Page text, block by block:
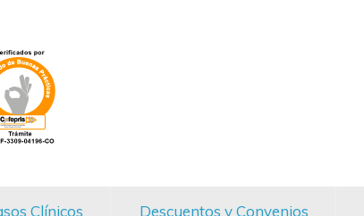
Clínicos Descuentos y Convenios